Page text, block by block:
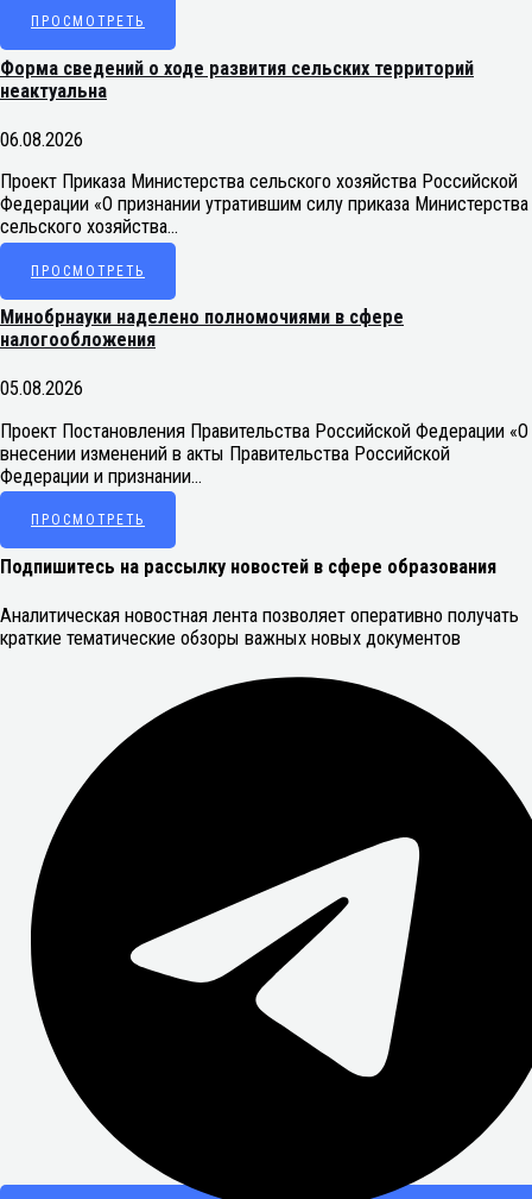
ПРОСМОТРЕТЬ
Форма сведений о ходе развития сельских территорий
неактуальна
06.08.2026
Проект Приказа Министерства сельского хозяйства Российской
Федерации «О признании утратившим силу приказа Министерства
сельского хозяйства…
ПРОСМОТРЕТЬ
Минобрнауки наделено полномочиями в сфере
налогообложения
05.08.2026
Проект Постановления Правительства Российской Федерации «О
внесении изменений в акты Правительства Российской
Федерации и признании…
ПРОСМОТРЕТЬ
Подпишитесь на рассылку новостей в сфере образования
Аналитическая новостная лента позволяет оперативно получать
краткие тематические обзоры важных новых документов